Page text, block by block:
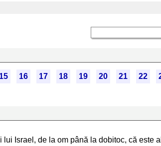
15 16 17 18 19 20 21 22
Israel, de la om până la dobitoc, că este